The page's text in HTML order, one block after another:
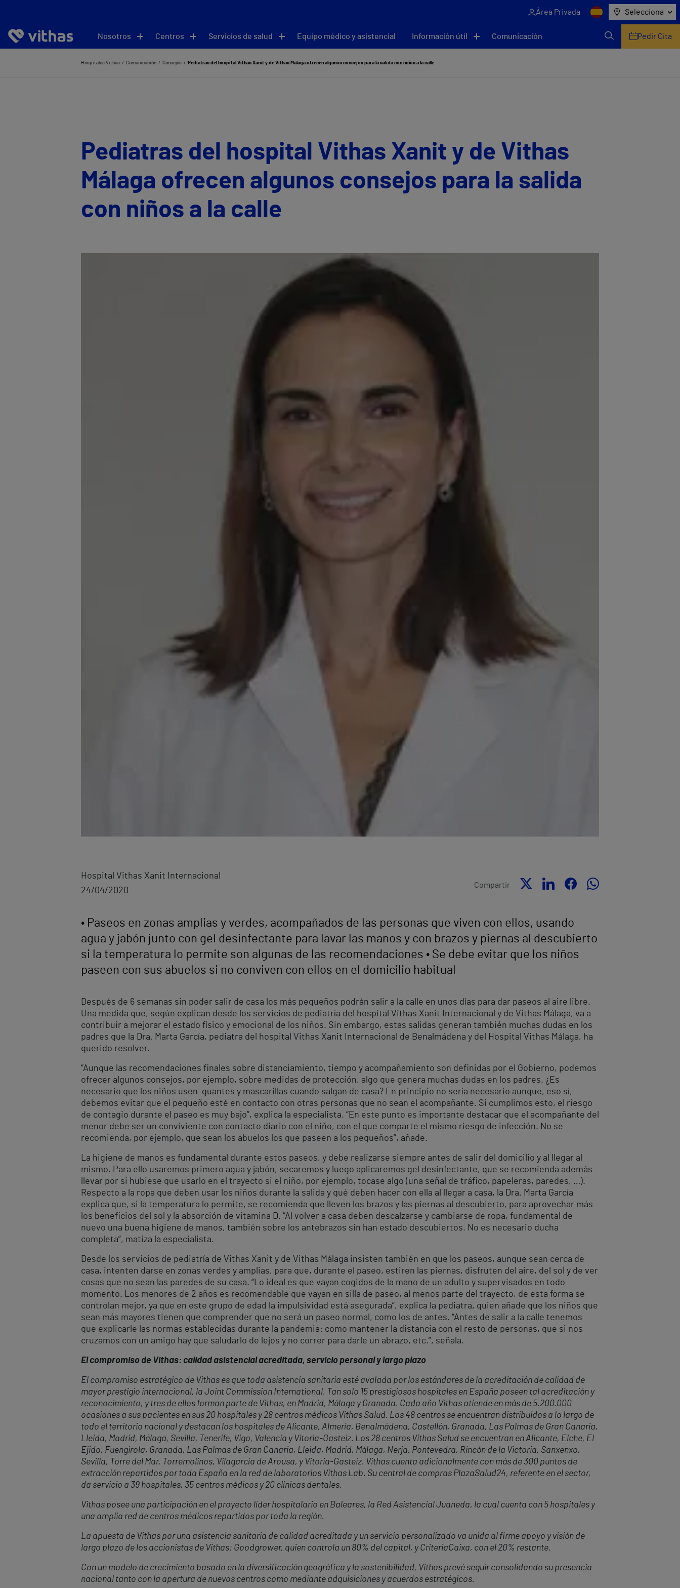
Área Privada Selecciona
Nosotros Centros Servicios de salud Equipo médico y asistencial Información útil Comunicación Pedir Cita
Hospitales Vithas Comunicación Consejos Pediatras del hospital Vithas Xanit y de Vithas Málaga ofrecen algunos consejos para la salida con niños a la calle
Pediatras del hospital Vithas Xanit y de Vithas
Málaga ofrecen algunos consejos para la salida
con niños a la calle
Hospital Vithas Xanit Internacional
24/04/2020
Compartir
• Paseos en zonas amplias y verdes, acompañados de las personas que viven con ellos, usando
agua y jabón junto con gel desinfectante para lavar las manos y con brazos y piernas al descubierto
si la temperatura lo permite son algunas de las recomendaciones • Se debe evitar que los niños
paseen con sus abuelos si no conviven con ellos en el domicilio habitual
Después de 6 semanas sin poder salir de casa los más pequeños podrán salir a la calle en unos días para dar paseos al aire libre.
Una medida que, según explican desde los servicios de pediatría del hospital Vithas Xanit Internacional y de Vithas Málaga, va a
contribuir a mejorar el estado físico y emocional de los niños. Sin embargo, estas salidas generan también muchas dudas en los
padres que la Dra. Marta García, pediatra del hospital Vithas Xanit Internacional de Benalmádena y del Hospital Vithas Málaga, ha
querido resolver.
“Aunque las recomendaciones finales sobre distanciamiento, tiempo y acompañamiento son definidas por el Gobierno, podemos
ofrecer algunos consejos, por ejemplo, sobre medidas de protección, algo que genera muchas dudas en los padres. ¿Es
necesario que los niños usen guantes y mascarillas cuando salgan de casa? En principio no sería necesario aunque, eso sí,
debemos evitar que el pequeño esté en contacto con otras personas que no sean el acompañante. Si cumplimos esto, el riesgo
de contagio durante el paseo es muy bajo”, explica la especialista. “En este punto es importante destacar que el acompañante del
menor debe ser un conviviente con contacto diario con el niño, con el que comparte el mismo riesgo de infección. No se
recomienda, por ejemplo, que sean los abuelos los que paseen a los pequeños”, añade.
La higiene de manos es fundamental durante estos paseos, y debe realizarse siempre antes de salir del domicilio y al llegar al
mismo. Para ello usaremos primero agua y jabón, secaremos y luego aplicaremos gel desinfectante, que se recomienda además
llevar por si hubiese que usarlo en el trayecto si el niño, por ejemplo, tocase algo (una señal de tráfico, papeleras, paredes, …).
Respecto a la ropa que deben usar los niños durante la salida y qué deben hacer con ella al llegar a casa, la Dra. Marta García
explica que, si la temperatura lo permite, se recomienda que lleven los brazos y las piernas al descubierto, para aprovechar más
los beneficios del sol y la absorción de vitamina D. “Al volver a casa deben descalzarse y cambiarse de ropa, fundamental de
nuevo una buena higiene de manos, también sobre los antebrazos sin han estado descubiertos. No es necesario ducha
completa”, matiza la especialista.
Desde los servicios de pediatría de Vithas Xanit y de Vithas Málaga insisten también en que los paseos, aunque sean cerca de
casa, intenten darse en zonas verdes y amplias, para que, durante el paseo, estiren las piernas, disfruten del aire, del sol y de ver
cosas que no sean las paredes de su casa. “Lo ideal es que vayan cogidos de la mano de un adulto y supervisados en todo
momento. Los menores de 2 años es recomendable que vayan en silla de paseo, al menos parte del trayecto, de esta forma se
controlan mejor, ya que en este grupo de edad la impulsividad está asegurada”, explica la pediatra, quien añade que los niños que
sean más mayores tienen que comprender que no será un paseo normal, como los de antes. “Antes de salir a la calle tenemos
que explicarle las normas establecidas durante la pandemia: como mantener la distancia con el resto de personas, que si nos
cruzamos con un amigo hay que saludarlo de lejos y no correr para darle un abrazo, etc.”, señala.
El compromiso de Vithas: calidad asistencial acreditada, servicio personal y largo plazo
El compromiso estratégico de Vithas es que toda asistencia sanitaria esté avalada por los estándares de la acreditación de calidad de
mayor prestigio internacional, la Joint Commission International. Tan solo 15 prestigiosos hospitales en España poseen tal acreditación y
reconocimiento, y tres de ellos forman parte de Vithas, en Madrid, Málaga y Granada. Cada año Vithas atiende en más de 5.200.000
ocasiones a sus pacientes en sus 20 hospitales y 28 centros médicos Vithas Salud. Los 48 centros se encuentran distribuidos a lo largo de
todo el territorio nacional y destacan los hospitales de Alicante, Almería, Benalmádena, Castellón, Granada, Las Palmas de Gran Canaria,
Lleida, Madrid, Málaga, Sevilla, Tenerife, Vigo, Valencia y Vitoria-Gasteiz. Los 28 centros Vithas Salud se encuentran en Alicante, Elche, El
Ejido, Fuengirola, Granada, Las Palmas de Gran Canaria, Lleida, Madrid, Málaga, Nerja, Pontevedra, Rincón de la Victoria, Sanxenxo,
Sevilla, Torre del Mar, Torremolinos, Vilagarcía de Arousa, y Vitoria-Gasteiz. Vithas cuenta adicionalmente con más de 300 puntos de
extracción repartidos por toda España en la red de laboratorios Vithas Lab. Su central de compras PlazaSalud24, referente en el sector,
da servicio a 39 hospitales, 35 centros médicos y 20 clínicas dentales.
Vithas posee una participación en el proyecto líder hospitalario en Baleares, la Red Asistencial Juaneda, la cual cuenta con 5 hospitales y
una amplia red de centros médicos repartidos por toda la región.
La apuesta de Vithas por una asistencia sanitaria de calidad acreditada y un servicio personalizado va unida al firme apoyo y visión de
largo plazo de los accionistas de Vithas: Goodgrower, quien controla un 80% del capital, y CriteriaCaixa, con el 20% restante.
Con un modelo de crecimiento basado en la diversificación geográfica y la sostenibilidad, Vithas prevé seguir consolidando su presencia
nacional tanto con la apertura de nuevos centros como mediante adquisiciones y acuerdos estratégicos.